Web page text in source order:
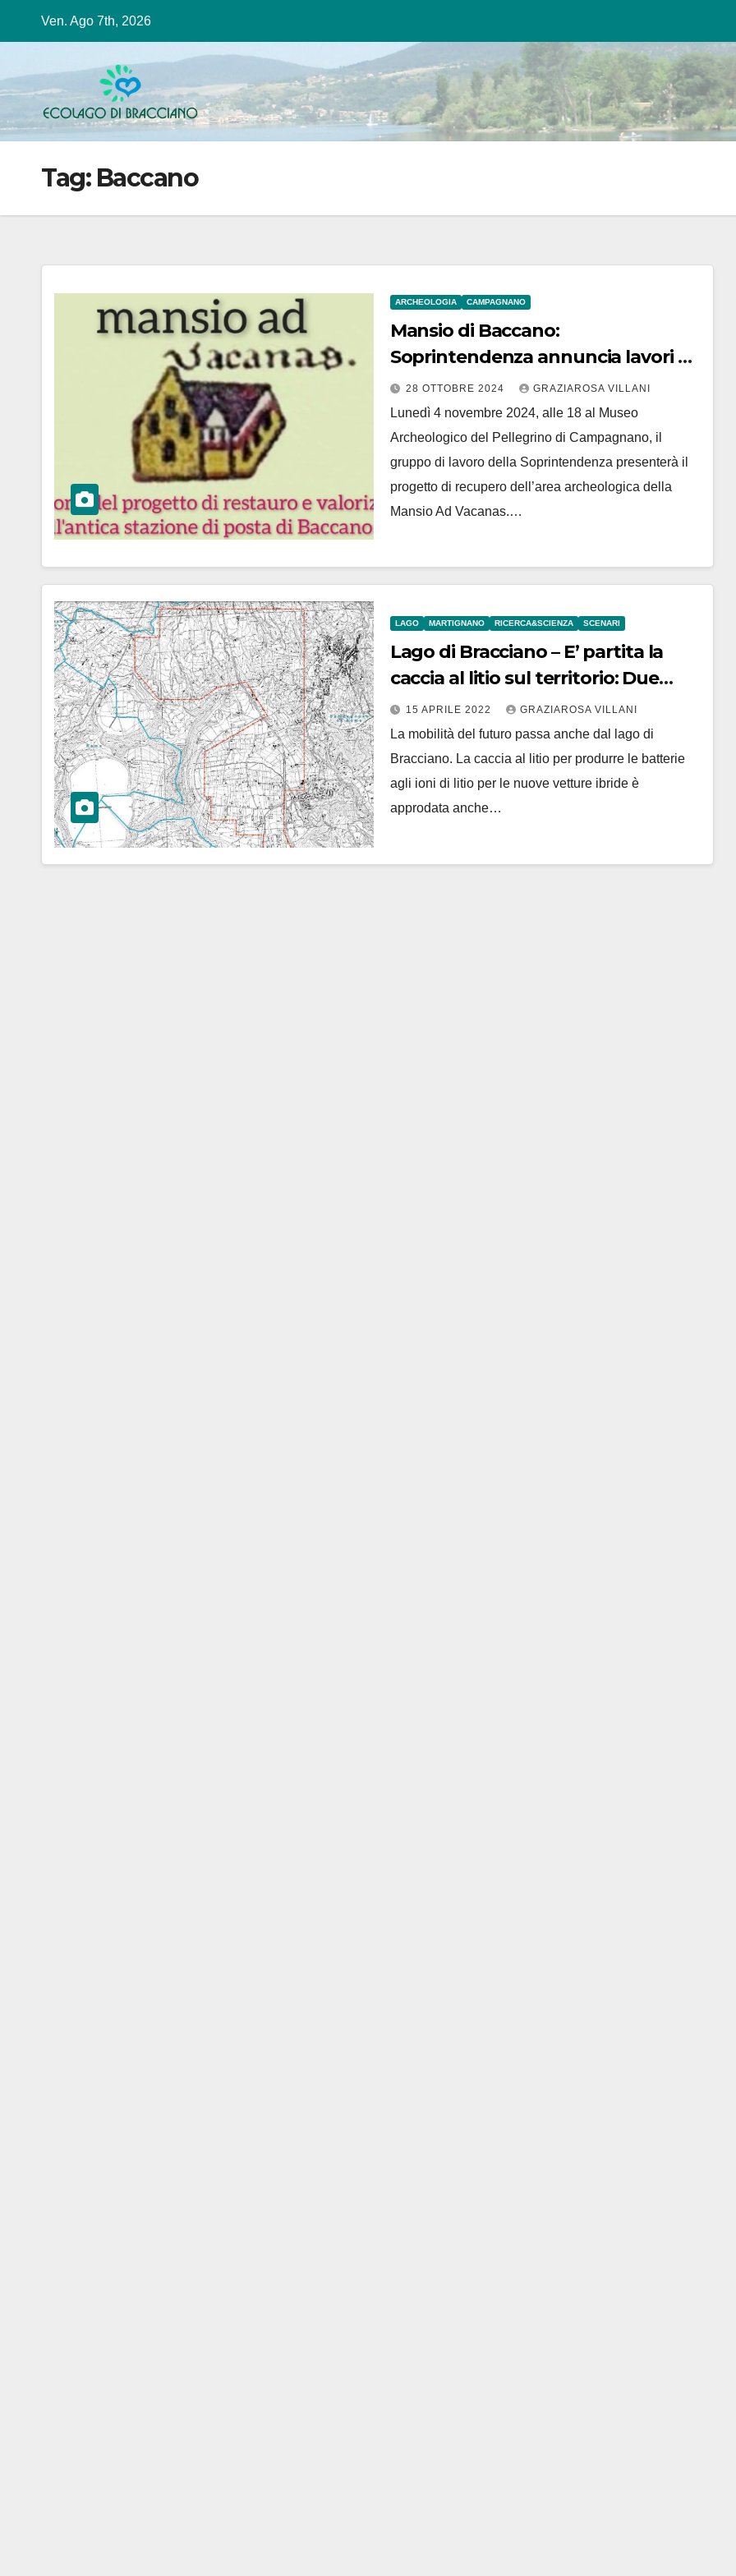
Ven. Ago 7th, 2026
Tag: Baccano
ARCHEOLOGIA CAMPAGNANO
Mansio di Baccano:
Soprintendenza annuncia lavori di
recupero
28 OTTOBRE 2024 GRAZIAROSA VILLANI
Lunedì 4 novembre 2024, alle 18 al Museo
Archeologico del Pellegrino di Campagnano, il
gruppo di lavoro della Soprintendenza presenterà il
progetto di recupero dell’area archeologica della
Mansio Ad Vacanas.…
LAGO MARTIGNANO RICERCA&SCIENZA SCENARI
Lago di Bracciano – E’ partita la
caccia al litio sul territorio: Due
aziende australiane per tre aree di
ricerca: “Cesano”, “Campagnano” e
“Galeria”
15 APRILE 2022 GRAZIAROSA VILLANI
La mobilità del futuro passa anche dal lago di
Bracciano. La caccia al litio per produrre le batterie
agli ioni di litio per le nuove vetture ibride è
approdata anche…